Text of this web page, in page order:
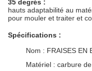
35 degrés :
hauts adaptabilité au
pour mouler et traiter et
Spécifications :
Nom : FRAISES EN
Matériel : carbure